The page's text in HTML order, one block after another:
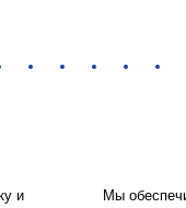
и
Мы